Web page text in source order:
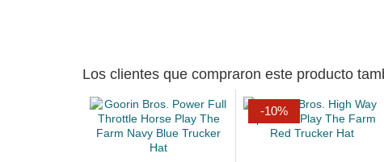
Los clientes que compraron este producto
-10%